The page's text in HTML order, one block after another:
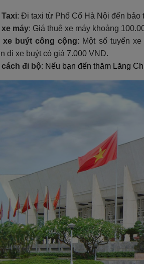
Taxi:Đi taxi từ Phố Cổ Hà Nội đến bảo
xe máy: Giá thuê xe máy khoảng
xe buýt công cộng: Một số tuyến
đi xe buýt có giá 7.000 VND.
cách đi bộ: Nếu bạn đến thăm Lăng